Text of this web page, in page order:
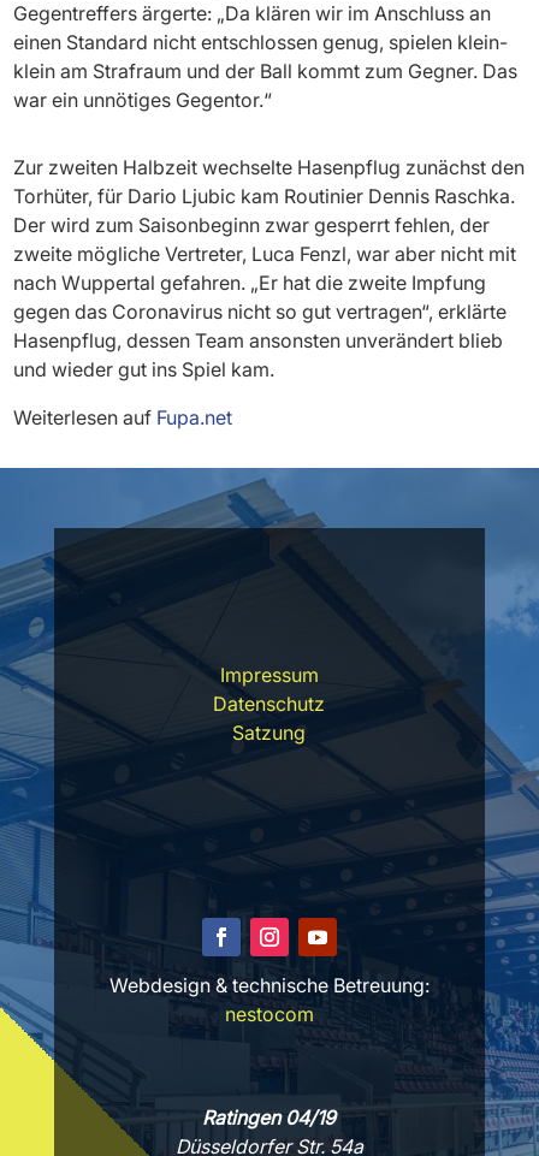
Gegentreffers ärgerte: „Da klären wir im Anschluss an
einen Standard nicht entschlossen genug, spielen klein-
klein am Strafraum und der Ball kommt zum Gegner. Das
war ein unnötiges Gegentor.“
Zur zweiten Halbzeit wechselte Hasenpflug zunächst den
Torhüter, für Dario Ljubic kam Routinier Dennis Raschka.
Der wird zum Saisonbeginn zwar gesperrt fehlen, der
zweite mögliche Vertreter, Luca Fenzl, war aber nicht mit
nach Wuppertal gefahren. „Er hat die zweite Impfung
gegen das Coronavirus nicht so gut vertragen“, erklärte
Hasenpflug, dessen Team ansonsten unverändert blieb
und wieder gut ins Spiel kam.
Weiterlesen auf Fupa.net
Impressum
Datenschutz
Satzung
Webdesign & technische Betreuung:
nestocom
Ratingen 04/19
Düsseldorfer Str. 54a